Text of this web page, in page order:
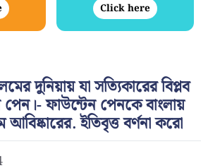
Click here
দুনিয়ায় যা সত্যিকারের বিপ্লব
পেন।- ফাউন্টেন পেনকে বাংলায়
ইতিবৃত্ত বর্ণনা করো